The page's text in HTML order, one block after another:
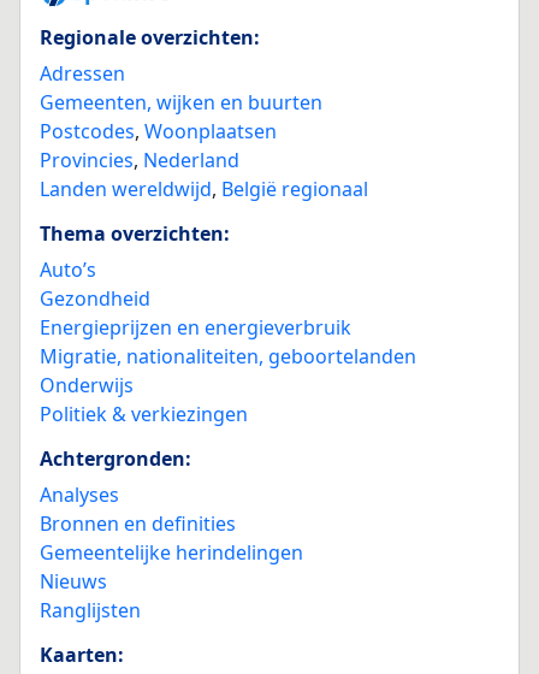
Regionale overzichten:
Adressen
Gemeenten, wijken en buurten
Postcodes, Woonplaatsen
Provincies, Nederland
Landen wereldwijd, België regionaal
Thema overzichten:
Auto’s
Gezondheid
Energieprijzen en energieverbruik
Migratie, nationaliteiten, geboortelanden
Onderwijs
Politiek & verkiezingen
Achtergronden:
Analyses
Bronnen en definities
Gemeentelijke herindelingen
Nieuws
Ranglijsten
Kaarten: